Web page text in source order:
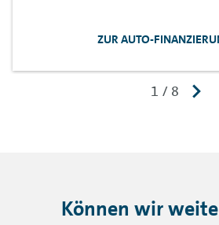
ZUR AUTO-
Können wir